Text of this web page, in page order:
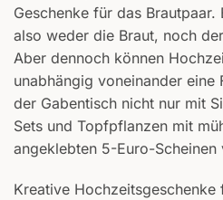
Geschenke für das
also weder die Braut, noch
Aber dennoch können
unabhängig voneinander eine
der Gabentisch nicht nur mit
Sets und Topfpflanzen mit
angeklebten 5-Euro-
Kreative